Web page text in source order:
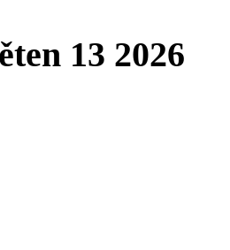
13 2026